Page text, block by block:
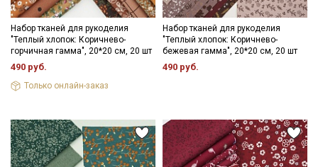
Набор тканей для рукоделия
"Теплый хлопок: Коричнево-
горчичная гамма", 20*20 см, 20 шт
490 руб.
Только онлайн-заказ
Набор тканей для рукоделия
"Теплый хлопок: Коричнево-
бежевая гамма", 20*20 см, 20 шт
490 руб.